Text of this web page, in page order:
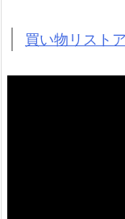
買い物リスト